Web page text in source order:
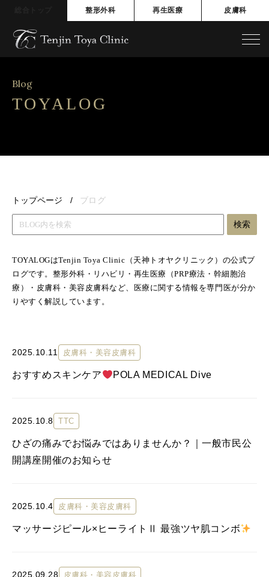
整形外科 再生医療 皮膚科
Blog
TOYALOG
トップページ ブログ
検索
TOYALOGはTenjin Toya Clinic（天神トオヤクリニック）の公式ブ
ログです。整形外科・リハビリ・再生医療（PRP療法・幹細胞治
療）・皮膚科・美容皮膚科など、医療に関する情報を専門医が分か
りやすく解説しています。
2025.10.11 皮膚科・美容皮膚科
おすすめスキンケア POLA MEDICAL Dive
2025.10.8 TTC
ひざの痛みでお悩みではありませんか？｜一般市民公
開講座開催のお知らせ
2025.10.4 皮膚科・美容皮膚科
マッサージピール×ヒーライトⅡ 最強ツヤ肌コンボ
2025.09.28 皮膚科・美容皮膚科